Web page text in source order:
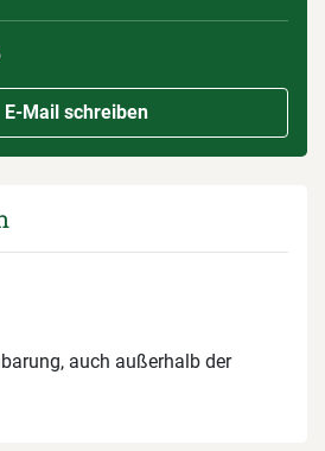
E-Mail schreiben
auch außerhalb der